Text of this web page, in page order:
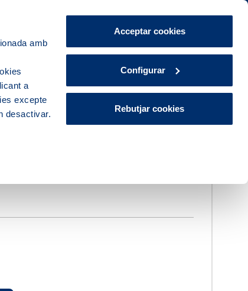
amb
a
excepte
desactivar.
Acceptar cookies
Configurar
Rebutjar cookies
CA ES Àrea de Clients
educa i participa Contacte